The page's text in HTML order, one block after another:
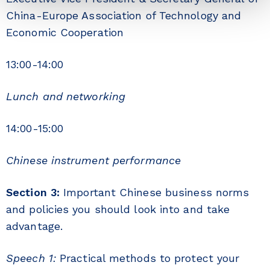
China-Europe Association of Technology and
Economic Cooperation
13:00-14:00
Lunch and networking
14:00-15:00
Chinese instrument performance
Section 3: Important Chinese business norms
and policies you should look into and take
advantage.
Speech 1:Practical methods to protect your